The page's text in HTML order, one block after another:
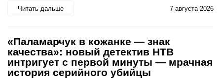
Читать дальше 7 августа 2026
«Паламарчук в кожанке — знак
качества»: новый детектив НТВ
интригует с первой минуты — мрачная
история серийного убийцы